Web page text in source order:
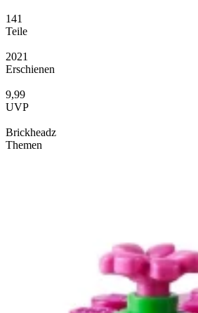
141
Teile
2021
Erschienen
9,99
UVP
Brickheadz
Themen